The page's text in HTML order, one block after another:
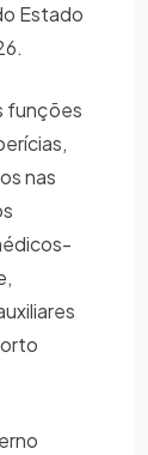
Estado
funções
nas